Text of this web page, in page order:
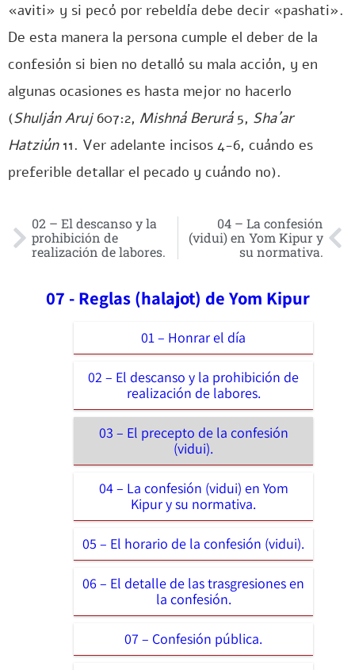
«aviti» y si pecó por rebeldía debe decir «pashati».
De esta manera la persona cumple el deber de la
confesión si bien no detalló su mala acción, y en
algunas ocasiones es hasta mejor no hacerlo
(Shulján Aruj607:2, Mishná Berurá5, Sha´ar
Hatziún11. Ver adelante incisos 4-6, cuándo es
preferible detallar el pecado y cuándo no).
02 – El descanso y la
prohibición de
realización de labores.
04 – La confesión
(vidui) en Yom Kipur y
su normativa.
07 - Reglas (halajot) de Yom Kipur
01 – Honrar el día
02 – El descanso y la prohibición de
realización de labores.
03 – El precepto de la confesión
(vidui).
04 – La confesión (vidui) en Yom
Kipur y su normativa.
05 – El horario de la confesión (vidui).
06 – El detalle de las trasgresiones en
la confesión.
07 – Confesión pública.